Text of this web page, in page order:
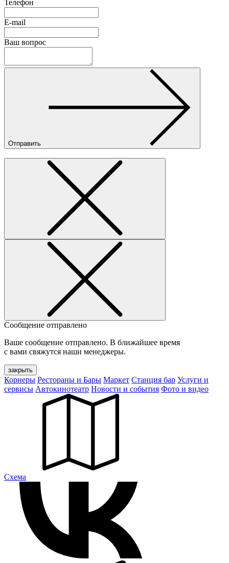
Телефон
E-mail
Ваш вопрос
Отправить
Сообщение отправлено
Ваше сообщение отправлено. В ближайшее время
с вами свяжутся наши менеджеры.
закрыть
Корнеры Рестораны и Бары Маркет Станция бар Услуги и
сервисы Автокинотеатр Новости и события Фото и видео
Cхема